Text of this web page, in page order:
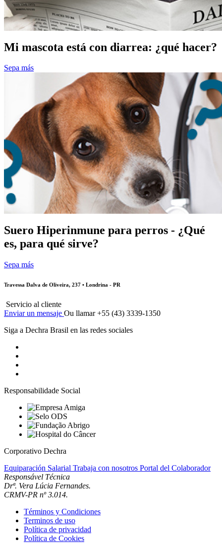
Mi mascota está con diarrea: ¿qué hacer?
Sepa más
Suero Hiperinmune para perros - ¿Qué
es, para qué sirve?
Sepa más
Travessa Dalva de Oliveira, 237 • Londrina - PR
Servicio al cliente
Enviar un mensaje Ou llamar +55 (43) 3339-1350
Siga a Dechra Brasil en las redes sociales
Responsabilidade Social
Corporativo Dechra
Equiparación Salarial Trabaja con nosotros Portal del Colaborador
Responsável Técnica
Drª. Vera Lúcia Fernandes.
CRMV-PR nº 3.014.
Términos y Condiciones
Terminos de uso
Política de privacidad
Política de Cookies